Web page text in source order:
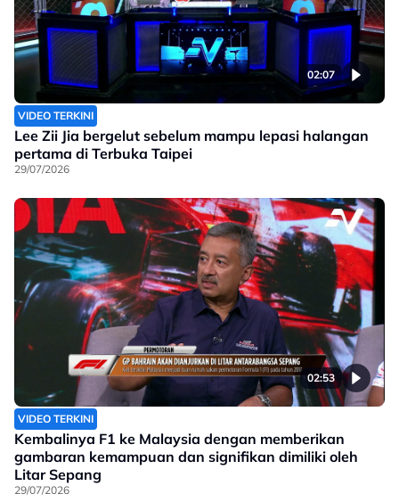
02:07
VIDEO TERKINI
Lee Zii Jia bergelut sebelum mampu lepasi halangan
pertama di Terbuka Taipei
29/07/2026
02:53
VIDEO TERKINI
Kembalinya F1 ke Malaysia dengan memberikan
gambaran kemampuan dan signifikan dimiliki oleh
Litar Sepang
29/07/2026